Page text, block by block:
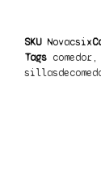
SKU Novacsix
Tags comedor,